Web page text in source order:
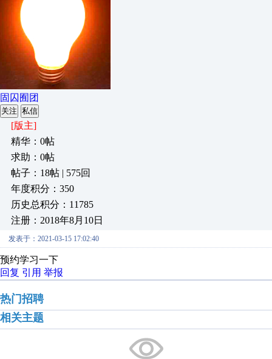
固囚囿团
关注 私信
[版主]
精华：0帖
求助：0帖
帖子：18帖 | 575回
年度积分：350
历史总积分：11785
注册：2018年8月10日
发表于：2021-03-15 17:02:40
预约学习一下
回复 引用 举报
热门招聘
相关主题